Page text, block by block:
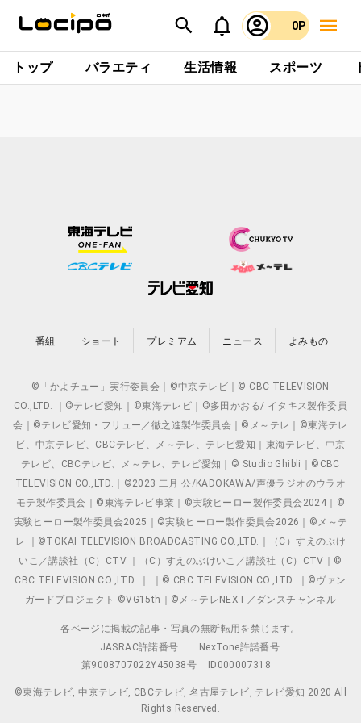
0P
トップ バラエティ 生活情報 スポーツ
番組 ショート プレミアム ニュース よみもの
©「かよチュー」実行委員会｜©中京テレビ｜© CBC TELEVISION
CO.,LTD. ｜©テレビ愛知｜©東海テレビ｜©多田かおる/ イタキス製作委員
会｜©テレビ愛知・フリュー／徹之進製作委員会｜©メ～テレ｜©東海テレ
ビ、中京テレビ、CBCテレビ、メ～テレ、テレビ愛知｜東海テレビ、中京
テレビ、CBCテレビ、メ～テレ、テレビ愛知｜© Studio Ghibli｜©CBC
TELEVISION CO.,LTD.｜©2023 二月 公/KADOKAWA/声優ラジオのウラオ
モテ製作委員会｜©東海テレビ事業｜©実験ヒーロー製作委員会2024｜©
実験ヒーロー製作委員会2025｜©実験ヒーロー製作委員会2026｜©メ～テ
レ ｜©TOKAI TELEVISION BROADCASTING CO.,LTD.｜（C）すえのぶけ
いこ／講談社（C）CTV ｜（C）すえのぶけいこ／講談社（C）CTV｜©
CBC TELEVISION CO.,LTD. ｜ ｜© CBC TELEVISION CO.,LTD. ｜©ヴァン
ガードプロジェクト ©VG15th｜©メ～テレNEXT／ダンスチャンネル
各ページに掲載の記事・写真の無断転用を禁じます。
JASRAC許諾番号
NexTone許諾番号
第9008707022Y45038号
ID000007318
©東海テレビ, 中京テレビ, CBCテレビ, 名古屋テレビ, テレビ愛知 2020 All
Rights Reserved.